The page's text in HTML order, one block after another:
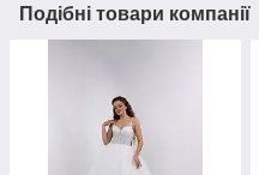
Подібні товари компанії